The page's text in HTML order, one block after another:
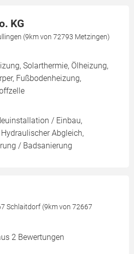
KG
(9km von 72793 Metzingen)
Solarthermie, Ölheizung,
Fußbodenheizung,
/ Einbau,
Abgleich,
/ Badsanierung
Schlaitdorf (9km von 72667
2 Bewertungen